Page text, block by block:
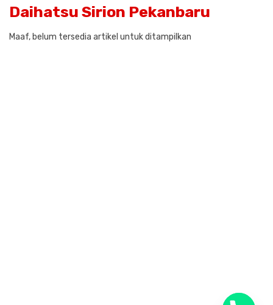
Daihatsu Sirion Pekanbaru
Maaf, belum tersedia artikel untuk ditampilkan